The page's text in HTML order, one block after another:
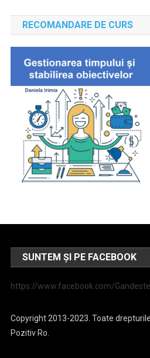
RECOMANDARE DE CURS
SUNTEM ȘI PE FACEBOOK
https://www.facebook.com/
Copyright 2013-2023. Toate
Pozitiv Ro.